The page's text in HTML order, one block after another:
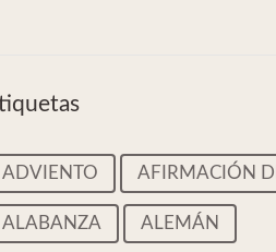
ADVIENTO AFIRMACIÓN
ALABANZA ALEMÁN